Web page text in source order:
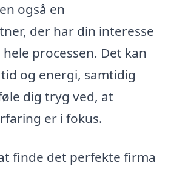
også en
der har din interesse
processen. Det kan
og energi, samtidig
dig tryg ved, at
er i fokus.
finde det perfekte firma